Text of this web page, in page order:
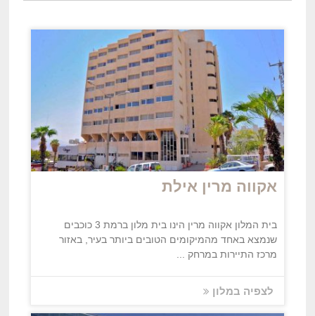
אקווה מרין אילת
בית המלון אקווה מרין הינו בית מלון ברמת 3 כוכבים
שנמצא באחד מהמיקומים הטובים ביותר בעיר, באזור
מרכז התיירות במרחק ...
לצפיה במלון